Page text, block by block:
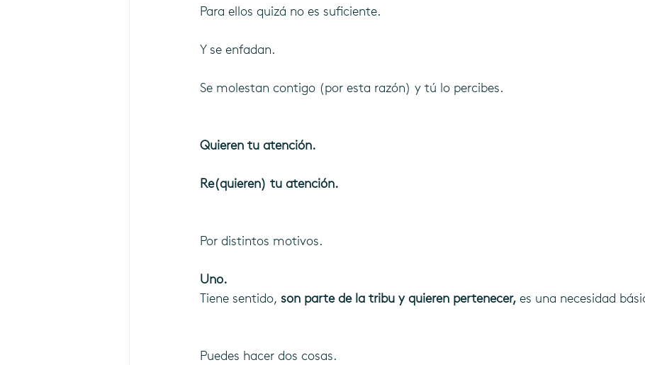
Para ellos quizá no es suficiente.
Y se enfadan.
Se molestan contigo (por esta razón) y tú lo percibes.
Quieren tu atención.
Re(quieren) tu atención.
Por distintos motivos.
Uno.
Tiene sentido, son parte de la tribu y quieren pertenecer, es una necesidad
Puedes hacer dos cosas.